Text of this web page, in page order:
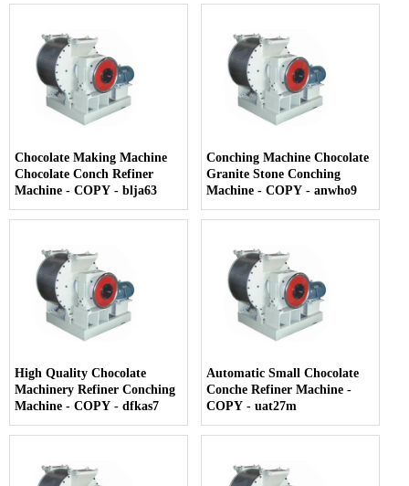
Chocolate Making Machine
Chocolate Conch Refiner
Machine - COPY - blja63
Conching Machine Chocolate
Granite Stone Conching
Machine - COPY - anwho9
High Quality Chocolate
Machinery Refiner Conching
Machine - COPY - dfkas7
Automatic Small Chocolate
Conche Refiner Machine -
COPY - uat27m